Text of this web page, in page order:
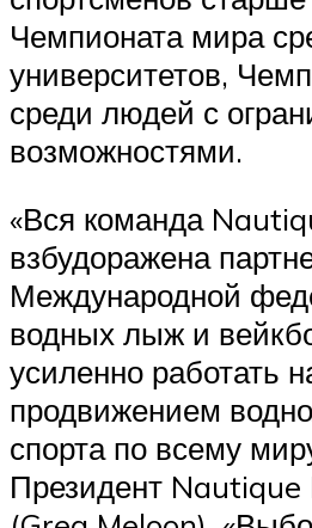
Чемпионата мира
университетов,
среди людей с
возможностями.
«Вся команда
взбудоражена
Международной
водных лыж и
усиленно работать
продвижением
спорта по всему
Президент Nautique